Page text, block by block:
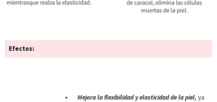
Efectos:
Mejora la flexibilidad y elasticidad de la piel, ya